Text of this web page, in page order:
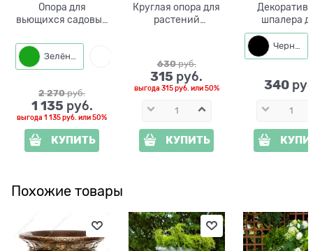
Опора для
вьющихся садовых
металлическая
круглая h=84 см
Зелёный
2 270 руб.
1 135 руб.
выгода1 135 руб. или50%
КУПИТЬ
Круглая опора для
растений
630 руб.
315 руб.
выгода 315 руб. или50%
КУПИТЬ
шпалера
растений
h=32 см
Черный
340
Похожие товары